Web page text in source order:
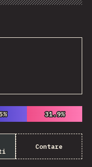
Personalizza i dati
Comments
31.9%
31.9%
Contare